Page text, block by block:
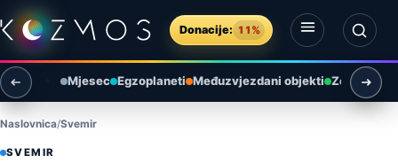
Preskoči na sadržaj
Donacije: 11%
Otvori izbornik
Otvori pretragu
Mjesec Egzoplaneti Međuzvjezdani objekti Zemlja i
Naslovnica Svemir
SVEMIR